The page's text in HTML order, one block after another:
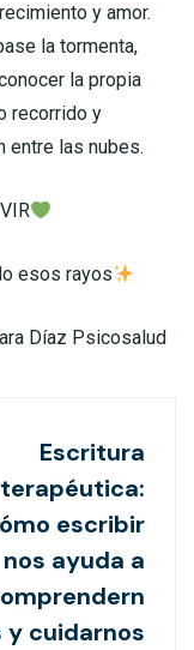
y amor.
la tormenta,
la propia
recorrido y
entre las nubes.
esos rayos
Díaz Psicosalud
Escritura
terapéutica:
escribir
nos ayuda a
y cuidarnos